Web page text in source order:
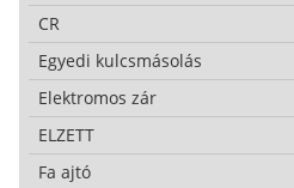
CR
Egyedi kulcsmásolás
Elektromos zár
ELZETT
Fa ajtó